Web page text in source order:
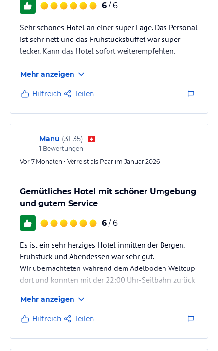
6 / 6
Sehr schönes Hotel an einer super Lage. Das Personal
ist sehr nett und das Frühstücksbuffet war super
lecker. Kann das Hotel sofort weiterempfehlen.
Mehr anzeigen
Hilfreich Teilen
Manu (31-35)
1 Bewertungen
Vor 7 Monaten • Verreist als Paar im Januar 2026
Gemütliches Hotel mit schöner Umgebung
und gutem Service
6 / 6
Es ist ein sehr herziges Hotel inmitten der Bergen.
Frühstück und Abendessen war sehr gut.
Wir übernachteten während dem Adelboden Weltcup
dort und konnten mit der 22:00 Uhr-Seilbahn zurück
Darüber waren wir sehr dankbar.
Mehr anzeigen
Hilfreich Teilen